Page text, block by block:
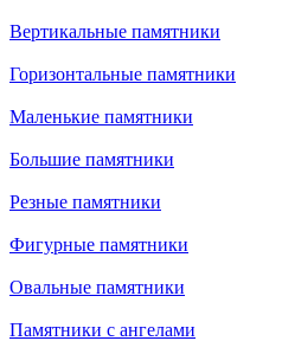
Вертикальные памятники
Горизонтальные памятники
Маленькие памятники
Большие памятники
Резные памятники
Фигурные памятники
Овальные памятники
Памятники с ангелами